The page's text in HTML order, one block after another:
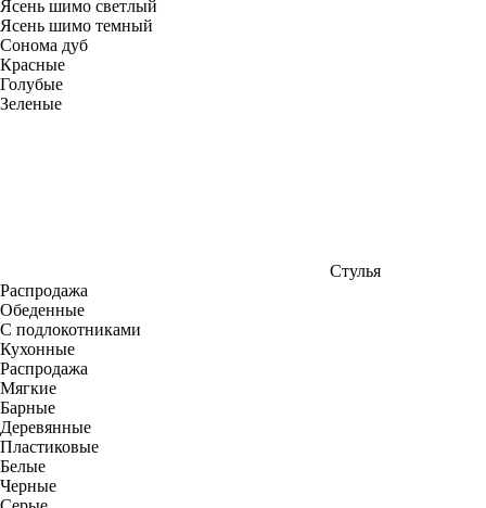
Ясень шимо светлый
Ясень шимо темный
Сонома дуб
Красные
Голубые
Зеленые
Стулья
Распродажа
Обеденные
С подлокотниками
Кухонные
Распродажа
Мягкие
Барные
Деревянные
Пластиковые
Белые
Черные